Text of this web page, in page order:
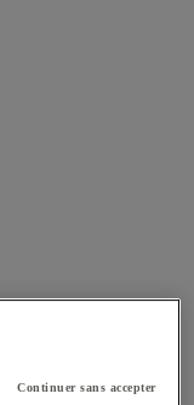
Continuer sans accepter